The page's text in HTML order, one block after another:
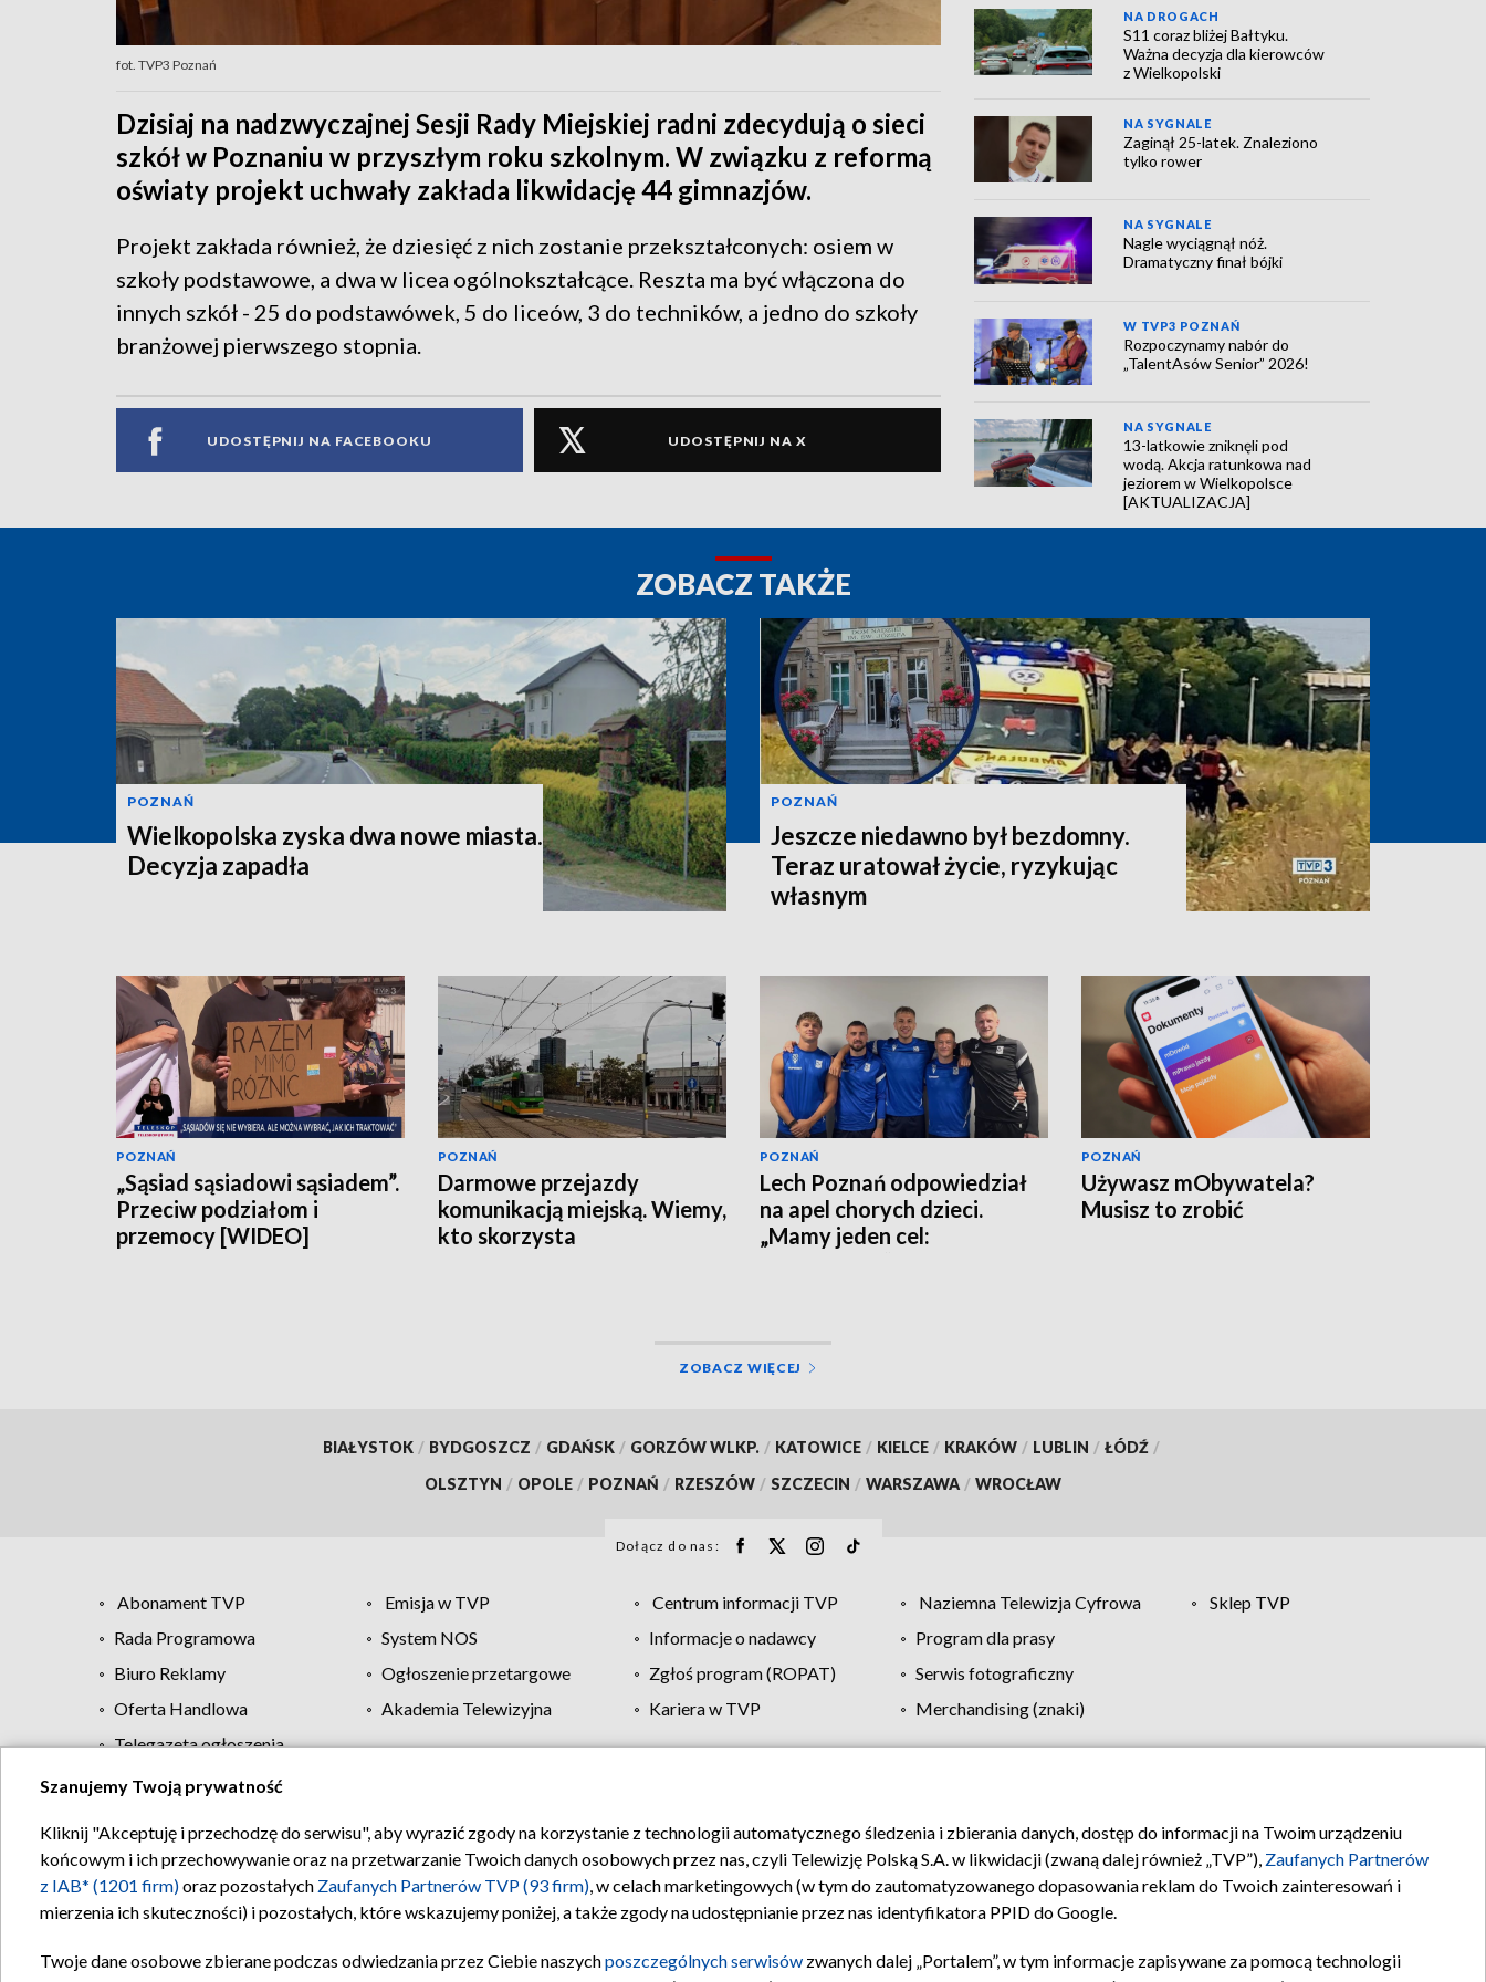
fot. TVP3 Poznań
Dzisiaj na nadzwyczajnej Sesji Rady Miejskiej radni zdecydują o sieci
szkół w Poznaniu w przyszłym roku szkolnym. W związku z reformą
oświaty projekt uchwały zakłada likwidację 44 gimnazjów.
Projekt zakłada również, że dziesięć z nich zostanie przekształconych: osiem w
szkoły podstawowe, a dwa w licea ogólnokształcące. Reszta ma być włączona do
innych szkół - 25 do podstawówek, 5 do liceów, 3 do techników, a jedno do szkoły
branżowej pierwszego stopnia.
UDOSTĘPNIJ NA FACEBOOKU UDOSTĘPNIJ NA X
NA DROGACH
S11 coraz bliżej Bałtyku.
Ważna decyzja dla kierowców
z Wielkopolski
NA SYGNALE
Zaginął 25-latek. Znaleziono
tylko rower
NA SYGNALE
Nagle wyciągnął nóż.
Dramatyczny finał bójki
W TVP3 POZNAŃ
Rozpoczynamy nabór do
„TalentAsów Senior” 2026!
NA SYGNALE
13-latkowie zniknęli pod
wodą. Akcja ratunkowa nad
jeziorem w Wielkopolsce
[AKTUALIZACJA]
ZOBACZ TAKŻE
POZNAŃ
Wielkopolska zyska dwa nowe miasta.
Decyzja zapadła
POZNAŃ
Jeszcze niedawno był bezdomny.
Teraz uratował życie, ryzykując
własnym
POZNAŃ
„Sąsiad sąsiadowi sąsiadem”.
Przeciw podziałom i
przemocy [WIDEO]
POZNAŃ
Darmowe przejazdy
komunikacją miejską. Wiemy,
kto skorzysta
POZNAŃ
Lech Poznań odpowiedział
na apel chorych dzieci.
„Mamy jeden cel:
POZNAŃ
Używasz mObywatela?
Musisz to zrobić
ZOBACZ WIĘCEJ
BIAŁYSTOK / BYDGOSZCZ / GDAŃSK / GORZÓW WLKP. / KATOWICE / KIELCE / KRAKÓW / LUBLIN / ŁÓDŹ /
OLSZTYN / OPOLE / POZNAŃ / RZESZÓW / SZCZECIN / WARSZAWA / WROCŁAW
Dołącz do nas:
Abonament TVP Emisja w TVP Centrum informacji TVP Naziemna Telewizja Cyfrowa
Sklep TVP
Rada Programowa
System NOS Informacje o nadawcy
Program dla prasy
Biuro Reklamy
Ogłoszenie przetargowe Zgłoś program (ROPAT)
Serwis fotograficzny
Oferta Handlowa
Akademia Telewizyjna Kariera w TVP
Merchandising (znaki)
Telegazeta ogłoszenia
Regulamin TVP Polityka prywatności Moje zgody Pomoc Biuro reklamy Kontakt
Szanujemy Twoją prywatność
Kliknij "Akceptuję i przechodzę do serwisu", aby wyrazić zgody na korzystanie z technologii automatycznego śledzenia i zbierania danych, dostęp do informacji na Twoim urządzeniu
końcowym i ich przechowywanie oraz na przetwarzanie Twoich danych osobowych przez nas, czyli Telewizję Polską S.A. w likwidacji (zwaną dalej również „TVP”), Zaufanych Partnerów
z IAB* (1201 firm)oraz pozostałych Zaufanych Partnerów TVP (93 firm), w celach marketingowych (w tym do zautomatyzowanego dopasowania reklam do Twoich zainteresowań i
mierzenia ich skuteczności) i pozostałych, które wskazujemy poniżej, a także zgody na udostępnianie przez nas identyfikatora PPID do Google.
Twoje dane osobowe zbierane podczas odwiedzania przez Ciebie naszychposzczególnych serwisów zwanych dalej „Portalem”, w tym informacje zapisywane za pomocą technologii